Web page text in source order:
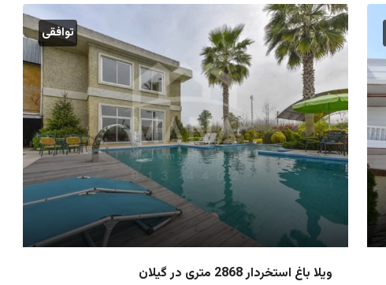
توافقی
ویلا باغ استخردار 2868 متری در گیلان